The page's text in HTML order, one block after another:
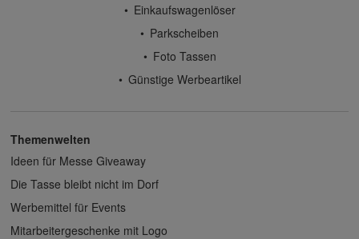
Einkaufswagenlöser
Parkscheiben
Foto Tassen
Günstige Werbeartikel
Themenwelten
Ideen für Messe Giveaway
Die Tasse bleibt nicht im Dorf
Werbemittel für Events
Mitarbeitergeschenke mit Logo